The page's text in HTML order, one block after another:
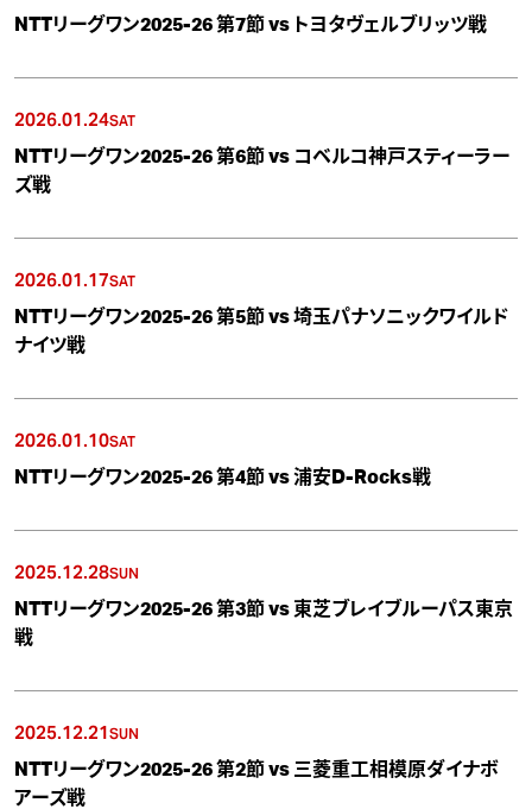
NTTリーグワン2025-26 第7節 vs トヨタヴェルブリッツ戦
2026.01.24SAT
NTTリーグワン2025-26 第6節 vs コベルコ神戸スティーラー
ズ戦
2026.01.17SAT
NTTリーグワン2025-26 第5節 vs 埼玉パナソニックワイルド
ナイツ戦
2026.01.10SAT
NTTリーグワン2025-26 第4節 vs 浦安D-Rocks戦
2025.12.28SUN
NTTリーグワン2025-26 第3節 vs 東芝ブレイブルーパス東京
戦
2025.12.21SUN
NTTリーグワン2025-26 第2節 vs 三菱重工相模原ダイナボ
アーズ戦